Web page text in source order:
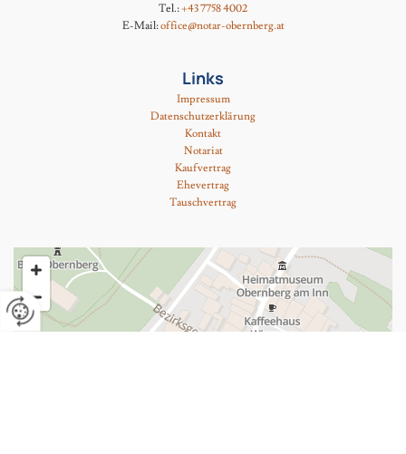
Tel.:+43 7758 4002
E-Mail:office@notar-obernberg.at
Links
Impressum
Datenschutzerklärung
Kontakt
Notariat
Kaufvertrag
Ehevertrag
Tauschvertrag